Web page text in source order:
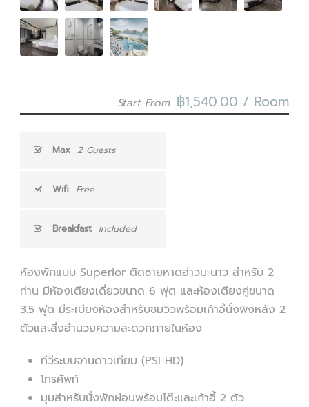
Start From ฿1,540.00 / Room
Max 2 Guests
Wifi Free
Breakfast Included
ห้องพักแบบ Superior ติดชายหาดอ่าวมะนาว สำหรับ 2
ท่าน มีห้องเตียงเดี่ยวขนาด 6 ฟุต และห้องเตียงคู่ขนาด
3.5 ฟุต มีระเบียงห้องสำหรับชมวิวพร้อมเก้าอี้นั่งพิงหลัง 2
ตัวและสิ่งอำนวยความสะดวกภายในห้อง
ทีวีระบบจานดาวเทียม (PSI HD)
โทรศัพท์
มุมสำหรับนั่งพักผ่อนพร้อมโต๊ะและเก้าอี้ 2 ตัว